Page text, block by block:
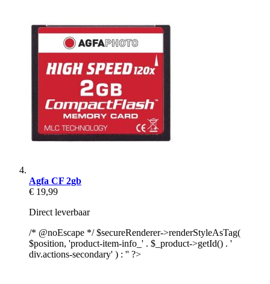
Agfa CF 2gb
€ 19,99
Direct leverbaar
/* @noEscape */ $secureRenderer->renderStyleAsTag(
$position, 'product-item-info_' . $_product->getId() . '
div.actions-secondary' ) : '' ?>